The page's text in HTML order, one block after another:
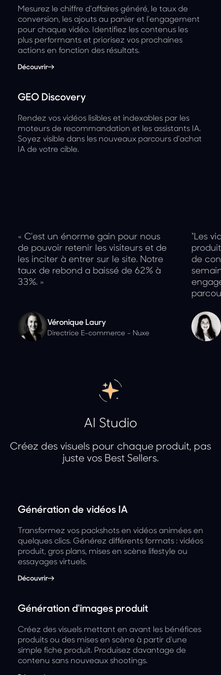
Mesurez le chiffre d'affaires généré, le taux de
conversion, les ajouts au panier et l'engagement
pour chaque vidéo. Identifiez les contenus les
plus performants et priorisez vos prochaines
actions en fonction des résultats.
Découvrir
GEO Discovery
Rendez vos vidéos lisibles et indexables par les
moteurs de recommandation et les assistants IA.
Soyez visible dans les nouveaux parcours d'achat
IA de votre cible.
« C'est un énorme gain pour nous
de pouvoir retenir les visiteurs et de
les inciter à entrer sur le site. Notre
taux de rebond a baissé de 62% à
33%. »
Véronique Laury
Directrice E-commerce - Nuxe
“Les
de
AI Studio
Créez des visuels pour chaque produit, pas
juste vos Best Sellers.
Génération de vidéos IA
Transformez vos packshots en vidéos animées en
quelques clics. Générez différents formats : vidéos
produit, gros plans, mises en scène lifestyle ou
essayages virtuels.
Découvrir
Génération d'images produit
Créez des visuels mettant en avant les bénéfices
produits ou des mises en scène à partir d'une
simple fiche produit. Produisez davantage de
contenu sans nouveaux shootings.